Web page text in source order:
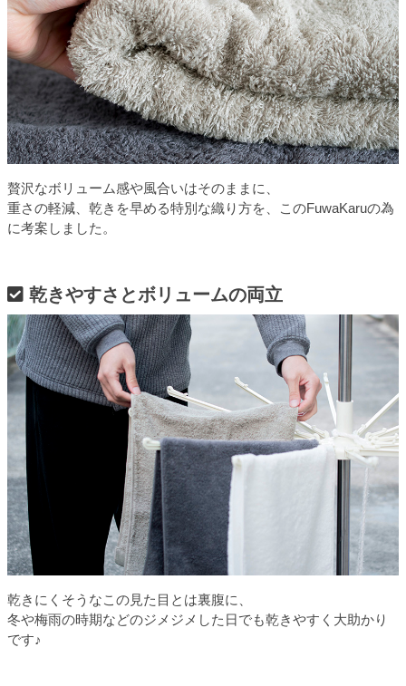
贅沢なボリューム感や風合いはそのままに、
重さの軽減、乾きを早める特別な織り方を、このFuwaKaruの為
に考案しました。
乾きやすさとボリュームの両立
乾きにくそうなこの見た目とは裏腹に、
冬や梅雨の時期などのジメジメした日でも乾きやすく大助かり
です♪